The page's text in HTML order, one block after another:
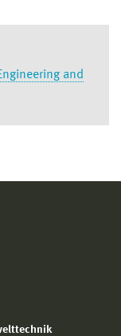
and